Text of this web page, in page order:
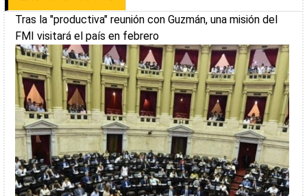
Tras la "productiva" reunión con Guzmán, una misión del
FMI visitará el país en febrero